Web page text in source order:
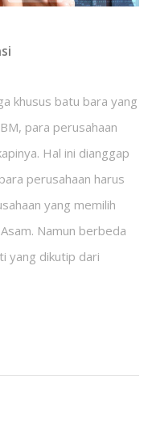
khusus batu bara yang
para perusahaan
Hal ini dianggap
perusahaan harus
yang memilih
Namun berbeda
yang dikutip dari